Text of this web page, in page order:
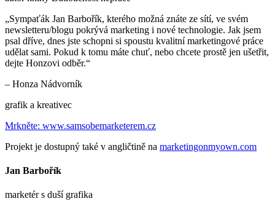
„Sympaťák Jan Barbořík, kterého možná znáte ze sítí, ve svém
newsletteru/blogu pokrývá marketing i nové technologie. Jak jsem
psal dříve, dnes jste schopni si spoustu kvalitní marketingové práce
udělat sami. Pokud k tomu máte chuť, nebo chcete prostě jen ušetřit,
dejte Honzovi odběr.“
– Honza Nádvorník
grafik a kreativec
Mrkněte: www.samsobemarketerem.cz
Projekt je dostupný také v angličtině na marketingonmyown.com
Jan Barbořík
marketér s duší grafika